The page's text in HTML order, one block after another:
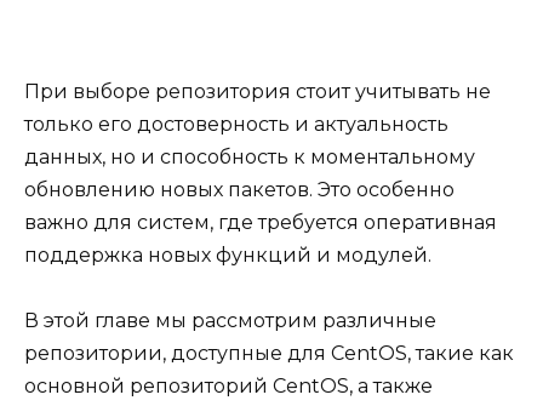
При выборе репозитория стоит учитывать не
только его достоверность и актуальность
данных, но и способность к моментальному
обновлению новых пакетов. Это особенно
важно для систем, где требуется оперативная
поддержка новых функций и модулей.
В этой главе мы рассмотрим различные
репозитории, доступные для CentOS, такие как
основной репозиторий CentOS, а также